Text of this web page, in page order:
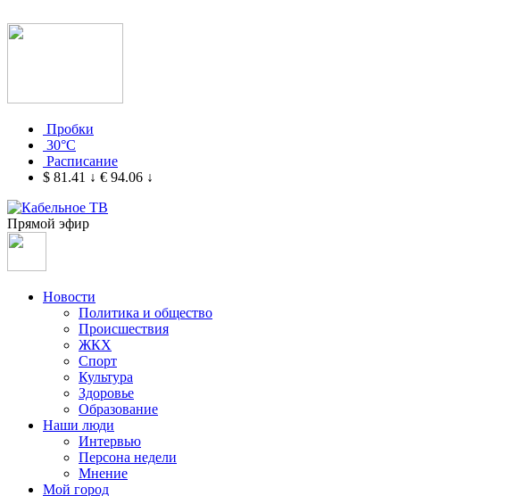
Пробки
30°C
Расписание
$ 81.41 ↓ € 94.06 ↓
Прямой эфир
Новости
Политика и общество
Происшествия
ЖКХ
Спорт
Культура
Здоровье
Образование
Наши люди
Интервью
Персона недели
Мнение
Мой город